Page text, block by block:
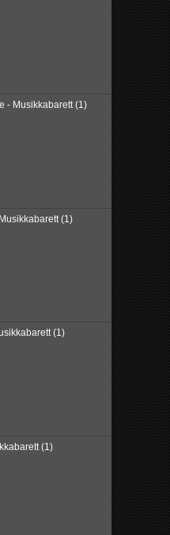
- Musikkabarett (1)
(1)
(1)
(1)